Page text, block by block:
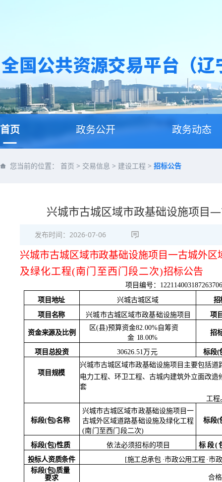
首页 政务公开 政务动态
您当前的位置： 首页 > 交易信息 > 建设工程 > 招标公告
兴城市古城区域市政基础设施项目
发布时间： 2026-07-06
兴城市古城区域市政基础设施项目一古城外区
及绿化工程(南门至西门段二次)招标公告
项目编号：
项目地址 兴城古城区域
招
项目名称
兴城市古城区域市政基础设施项目 项
资金来源及比例
区(县)预算资金82.00%自筹资
金 18.00%
招
项目总投资 30626.51万元 标段(
项目规模
兴城市古城区域市政基础设施项目主要包括
电力工程、环卫工程、古城内建筑外立面改
套
工程
标段(包)名称
兴城市古城区域市政基础设施项目一
古城外区域道路基础设施及绿化工程
(南门至西门段二次)
标段(
标段(包)性质 依法必须招标的项目 标段(
投标人资质条件
[施工总承包 ·市政公用工程 ·市
标段(包)质量
要求
合格